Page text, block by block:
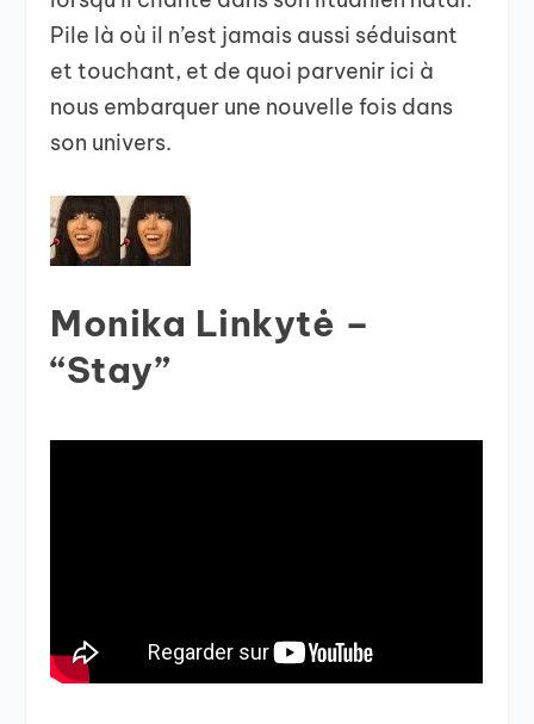
Pile là où il n’est jamais aussi séduisant
et touchant, et de quoi parvenir ici à
nous embarquer une nouvelle fois dans
son univers.
Monika Linkytė –
“Stay”